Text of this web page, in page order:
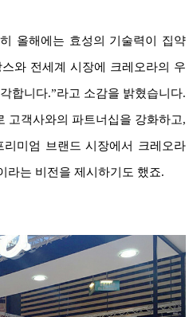
올해에는 효성의 기술력이 집약
와 전세계 시장에 크레오라의 우
합니다.”라고 소감을 밝혔습니다.
고객사와의 파트너십을 강화하고,
미엄 브랜드 시장에서 크레오라
라는 비전을 제시하기도 했죠.